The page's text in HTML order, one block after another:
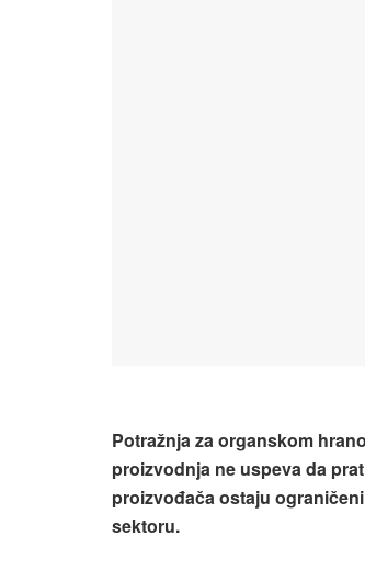
Potražnja za organskom
proizvodnja ne uspeva da
proizvođača ostaju
sektoru.